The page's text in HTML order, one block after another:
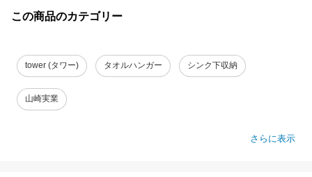
この商品のカテゴリー
tower (タワー) タオルハンガー シンク下収納
山崎実業
さらに表示